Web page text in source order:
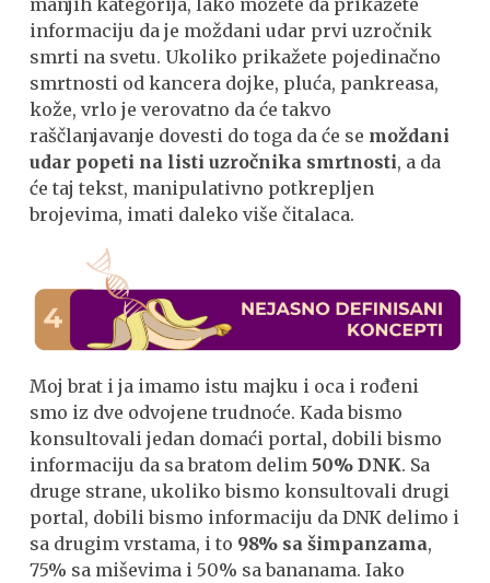
manjih kategorija, lako možete da prikažete
informaciju da je moždani udar prvi uzročnik
smrti na svetu. Ukoliko prikažete pojedinačno
smrtnosti od kancera dojke, pluća, pankreasa,
kože, vrlo je verovatno da će takvo
raščlanjavanje dovesti do toga da će se moždani
udar popeti na listi uzročnika smrtnosti, a da
će taj tekst, manipulativno potkrepljen
brojevima, imati daleko više čitalaca.
Moj brat i ja imamo istu majku i oca i rođeni
smo iz dve odvojene trudnoće. Kada bismo
konsultovali jedan domaći portal, dobili bismo
informaciju da sa bratom delim 50% DNK. Sa
druge strane, ukoliko bismo konsultovali drugi
portal, dobili bismo informaciju da DNK delimo i
sa drugim vrstama, i to 98% sa šimpanzama,
75% sa miševima i 50% sa bananama. Iako